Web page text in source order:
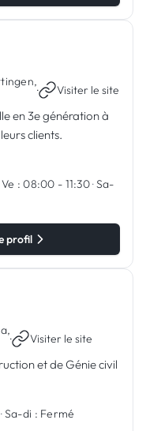
· Visiter le site
en 3e génération à
clients.
Ve : 08:00 - 11:30·Sa-
profil
· Visiter le site
et de Génie civil
·Sa-di : Fermé